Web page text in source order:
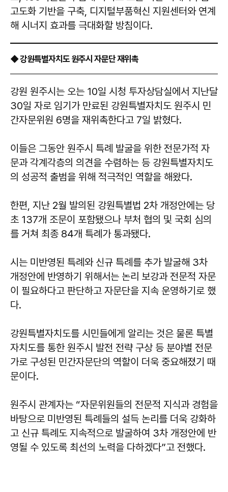
고도화 기반을 구축, 디지털부품혁신 지원센터와 연계
해 시너지 효과를 극대화할 방침이다.
◆ 강원특별자치도 원주시 자문단 재위촉
강원 원주시는 오는 10일 시청 투자상담실에서 지난달
30일 자로 임기가 만료된 강원특별자치도 원주시 민
간자문위원 6명을 재위촉한다고 7일 밝혔다.
이들은 그동안 원주시 특례 발굴을 위한 전문가적 자
문과 각계각층의 의견을 수렴하는 등 강원특별자치도
의 성공적 출범을 위해 적극적인 역할을 해왔다.
한편, 지난 2월 발의된 강원특별법 2차 개정안에는 당
초 137개 조문이 포함됐으나 부처 협의 및 국회 심의
를 거쳐 최종 84개 특례가 통과됐다.
시는 미반영된 특례와 신규 특례를 추가 발굴해 3차
개정안에 반영하기 위해서는 논리 보강과 전문적 자문
이 필요하다고 판단하고 자문단을 지속 운영하기로 했
다.
강원특별자치도를 시민들에게 알리는 것은 물론 특별
자치도를 통한 원주시 발전 전략 구상 등 분야별 전문
가로 구성된 민간자문단의 역할이 더욱 중요해졌기 때
문이다.
원주시 관계자는 “자문위원들의 전문적 지식과 경험을
바탕으로 미반영된 특례들의 설득 논리를 더욱 강화하
고 신규 특례도 지속적으로 발굴하여 3차 개정안에 반
영될 수 있도록 최선의 노력을 다하겠다”고 전했다.